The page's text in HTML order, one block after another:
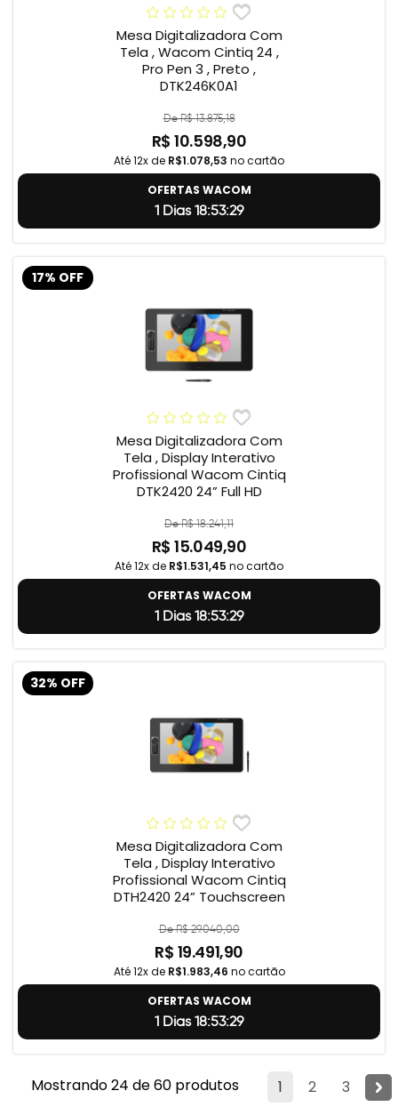
Mesa Digitalizadora Com
Tela , Wacom Cintiq 24 ,
Pro Pen 3 , Preto ,
DTK246K0A1
De R$ 13.875,18
R$ 10.598,90
Até 12x de R$1.078,53 no cartão
OFERTAS WACOM
1 Dias 18:53:28
17% OFF
Mesa Digitalizadora Com
Tela , Display Interativo
Profissional Wacom Cintiq
DTK2420 24” Full HD
De R$ 18.241,11
R$ 15.049,90
Até 12x de R$1.531,45 no cartão
OFERTAS WACOM
1 Dias 18:53:28
32% OFF
Mesa Digitalizadora Com
Tela , Display Interativo
Profissional Wacom Cintiq
DTH2420 24” Touchscreen
De R$ 29.040,00
R$ 19.491,90
Até 12x de R$1.983,46 no cartão
OFERTAS WACOM
1 Dias 18:53:28
1 2 3
Mostrando 24 de 60 produtos